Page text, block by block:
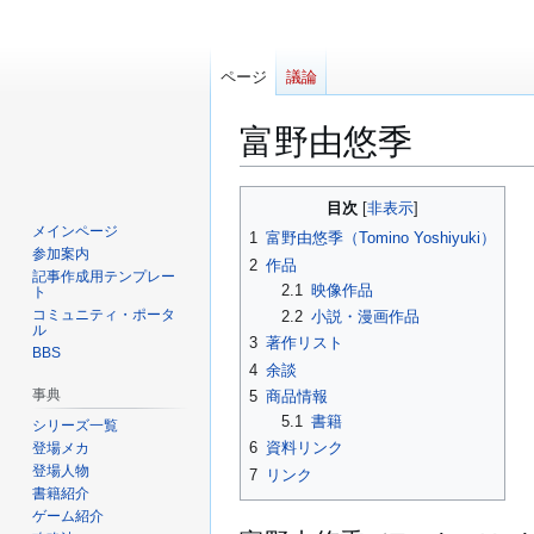
富野由悠季
ー
に
移
移
目次
1 富野由悠季（Tomino Yoshiyuki）
2 作品
2.1
映像作品
2.2 小説・漫画作品
3 著作リスト
4 余談
5 商品情報
5.1 書籍
6 資料リンク
7
リンク
ページ 議論
メインページ
参加案内
記事作成用テンプレー
ト
コミュニティ・ポータ
ル
BBS
事典
シリーズ一覧
登場メカ
登場人物
書籍紹介
ゲーム紹介